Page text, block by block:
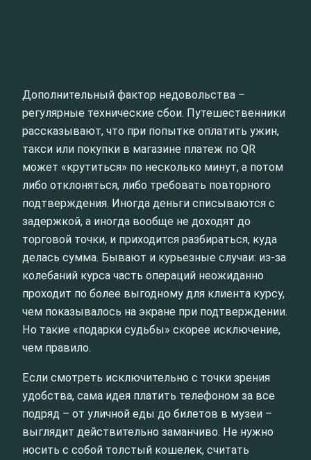
Дополнительный фактор недовольства –
регулярные технические сбои. Путешественники
рассказывают, что при попытке оплатить ужин,
такси или покупки в магазине платеж по QR
может «крутиться» по несколько минут, а потом
либо отклоняться, либо требовать повторного
подтверждения. Иногда деньги списываются с
задержкой, а иногда вообще не доходят до
торговой точки, и приходится разбираться, куда
делась сумма. Бывают и курьезные случаи: из-за
колебаний курса часть операций неожиданно
проходит по более выгодному для клиента курсу,
чем показывалось на экране при подтверждении.
Но такие «подарки судьбы» скорее исключение,
чем правило.
Если смотреть исключительно с точки зрения
удобства, сама идея платить телефоном за все
подряд – от уличной еды до билетов в музеи –
выглядит действительно заманчиво. Не нужно
носить с собой толстый кошелек, считать